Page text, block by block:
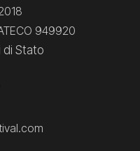
949920
di Stato